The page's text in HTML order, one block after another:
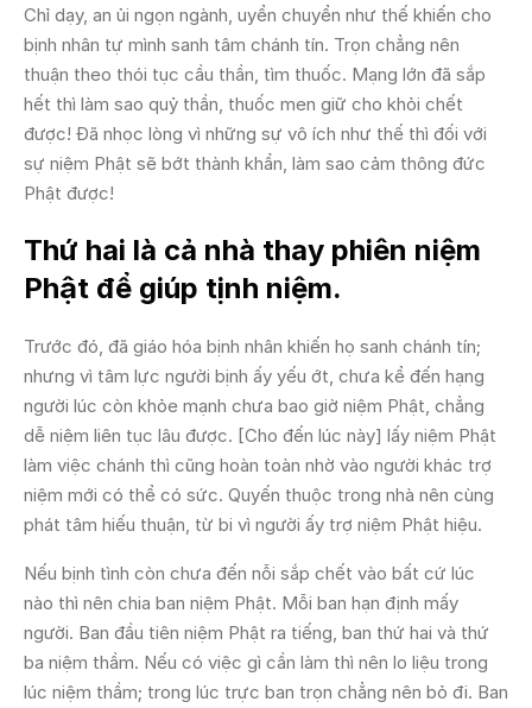
Chỉ dạy, an ủi ngọn ngành, uyển chuyển như thế khiến cho
bịnh nhân tự mình sanh tâm chánh tín. Trọn chẳng nên
thuận theo thói tục cầu thần, tìm thuốc. Mạng lớn đã sắp
hết thì làm sao quỷ thần, thuốc men giữ cho khỏi chết
được! Ðã nhọc lòng vì những sự vô ích như thế thì đối với
sự niệm Phật sẽ bớt thành khẩn, làm sao cảm thông đức
Phật được!
Thứ hai là cả nhà thay phiên niệm
Phật để giúp tịnh niệm.
Trước đó, đã giáo hóa bịnh nhân khiến họ sanh chánh tín;
nhưng vì tâm lực người bịnh ấy yếu ớt, chưa kể đến hạng
người lúc còn khỏe mạnh chưa bao giờ niệm Phật, chẳng
dễ niệm liên tục lâu được. [Cho đến lúc này] lấy niệm Phật
làm việc chánh thì cũng hoàn toàn nhờ vào người khác trợ
niệm mới có thể có sức. Quyến thuộc trong nhà nên cùng
phát tâm hiếu thuận, từ bi vì người ấy trợ niệm Phật hiệu.
Nếu bịnh tình còn chưa đến nỗi sắp chết vào bất cứ lúc
nào thì nên chia ban niệm Phật. Mỗi ban hạn định mấy
người. Ban đầu tiên niệm Phật ra tiếng, ban thứ hai và thứ
ba niệm thầm. Nếu có việc gì cần làm thì nên lo liệu trong
lúc niệm thầm; trong lúc trực ban trọn chẳng nên bỏ đi. Ban